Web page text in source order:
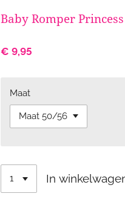
Baby Romper
€ 9,95
Maat
In